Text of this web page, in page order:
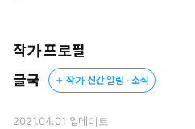
작가 프로필
글국
작가 신간 알림 · 소식
2021.04.01 업데이트